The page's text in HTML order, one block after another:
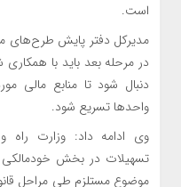
است.
مدیرکل دفتر پایش طرح‌های
در مرحله بعد باید با همکاری
دنبال شود تا منابع مالی
واحدها تسریع شود.
وی ادامه داد: وزارت
تسهیلات در بخش خودمالکی
موضوع مستلزم طی مراحل